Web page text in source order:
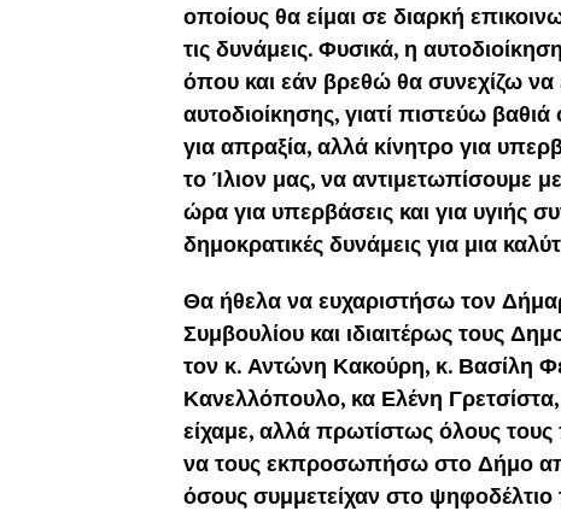
οποίους θα είμαι σε διαρκή
τις δυνάμεις. Φυσικά, η
όπου και εάν βρεθώ θα συνεχίζω να
αυτοδιοίκησης, γιατί πιστεύω
για απραξία, αλλά κίνητρο για
το Ίλιον μας, να αντιμετωπίσουμε
ώρα για υπερβάσεις και για υγιής
δημοκρατικές δυνάμεις για μια
Θα ήθελα να ευχαριστήσω τον
Συμβουλίου και ιδιαιτέρως τους
τον κ. Αντώνη Κακούρη, κ. Βασίλη
Κανελλόπουλο, κα Ελένη
είχαμε, αλλά πρωτίστως όλους
να τους εκπροσωπήσω στο Δήμο
όσους συμμετείχαν στο ψηφοδέλτιο